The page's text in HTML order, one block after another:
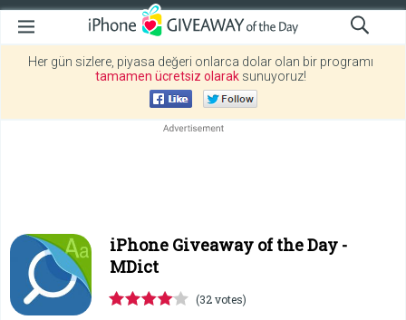
Her gün sizlere, piyasa değeri onlarca dolar olan bir programı
tamamen ücretsiz olarak sunuyoruz!
iPhone Giveaway of the Day -
MDict
(32 votes)